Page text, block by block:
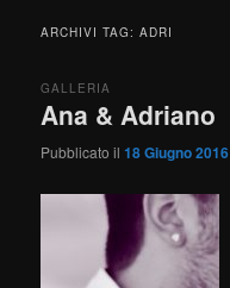
ARCHIVI TAG:ADRI
Ana & Adriano
GALLERIA
Pubblicato il18 Giugno 2016